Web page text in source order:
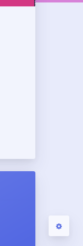
灰度